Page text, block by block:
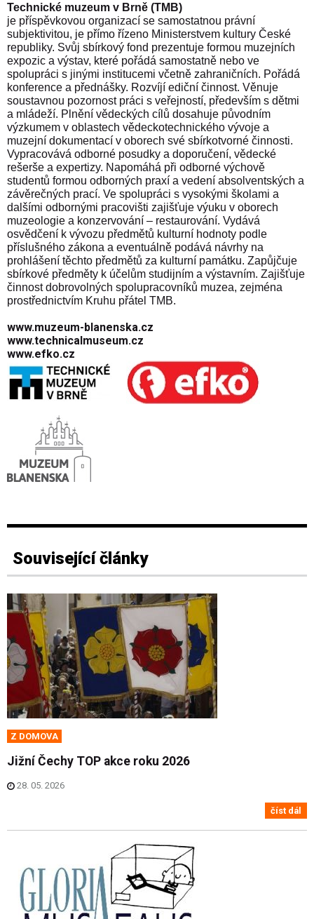
Technické muzeum v Brně (TMB)
je příspěvkovou organizací se samostatnou právní
subjektivitou, je přímo řízeno Ministerstvem kultury České
republiky. Svůj sbírkový fond prezentuje formou muzejních
expozic a výstav, které pořádá samostatně nebo ve
spolupráci s jinými institucemi včetně zahraničních. Pořádá
konference a přednášky. Rozvíjí ediční činnost. Věnuje
soustavnou pozornost práci s veřejností, především s dětmi
a mládeží. Plnění vědeckých cílů dosahuje původním
výzkumem v oblastech vědeckotechnického vývoje a
muzejní dokumentací v oborech své sbírkotvorné činnosti.
Vypracovává odborné posudky a doporučení, vědecké
rešerše a expertizy. Napomáhá při odborné výchově
studentů formou odborných praxí a vedení absolventských a
závěrečných prací. Ve spolupráci s vysokými školami a
dalšími odbornými pracovišti zajišťuje výuku v oborech
muzeologie a konzervování – restaurování. Vydává
osvědčení k vývozu předmětů kulturní hodnoty podle
příslušného zákona a eventuálně podává návrhy na
prohlášení těchto předmětů za kulturní památku. Zapůjčuje
sbírkové předměty k účelům studijním a výstavním. Zajišťuje
činnost dobrovolných spolupracovníků muzea, zejména
prostřednictvím Kruhu přátel TMB.
www.muzeum-blanenska.cz
www.technicalmuseum.cz
www.efko.cz
Související články
Z DOMOVA
Jižní Čechy TOP akce roku 2026
28. 05. 2026
číst dál